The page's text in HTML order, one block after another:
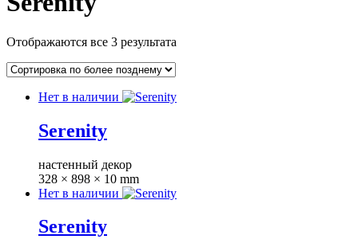
Отображаются все 3 результата
Нет в наличии
Serenity
настенный декор
328 × 898 × 10 mm
Нет в наличии
Serenity